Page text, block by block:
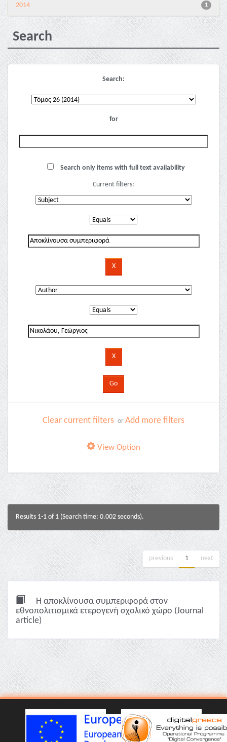
1
2014
Search
Search:
for
Search only items with full text availability
Current filters:
Clear current filters or Add more filters
View Option
Results 1-1 of 1 (Search time: 0.002 seconds).
previous 1 next
Η αποκλίνουσα συμπεριφορά στον
εθνοπολιτισμικά ετερογενή σχολικό χώρο (Journal
article)